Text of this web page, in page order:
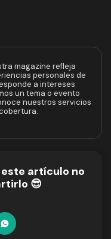
magazine refleja
personales de
a intereses
un tema o evento
nuestros servicios
artículo no
😎